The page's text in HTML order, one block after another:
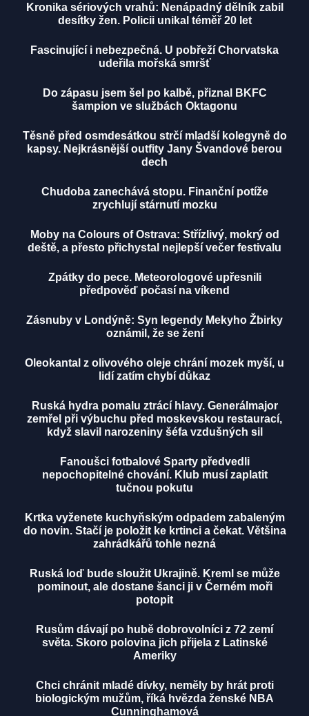
Kronika sériových vrahů: Nenápadný dělník zabil
desítky žen. Policii unikal téměř 20 let
Fascinující i nebezpečná. U pobřeží Chorvatska
udeřila mořská smršť
Do zápasu jsem šel po kalbě, přiznal BKFC
šampion ve službách Oktagonu
Těsně před osmdesátkou strčí mladší kolegyně do
kapsy. Nejkrásnější outfity Jany Švandové berou
dech
Chudoba zanechává stopu. Finanční potíže
zrychlují stárnutí mozku
Moby na Colours of Ostrava: Střízlivý, mokrý od
deště, a přesto přichystal nejlepší večer festivalu
Zpátky do pece. Meteorologové upřesnili
předpověď počasí na víkend
Zásnuby v Londýně: Syn legendy Mekyho Žbirky
oznámil, že se žení
Oleokantal z olivového oleje chrání mozek myší, u
lidí zatím chybí důkaz
Ruská hydra pomalu ztrácí hlavy. Generálmajor
zemřel při výbuchu před moskevskou restaurací,
když slavil narozeniny šéfa vzdušných sil
Fanoušci fotbalové Sparty předvedli
nepochopitelné chování. Klub musí zaplatit
tučnou pokutu
Krtka vyženete kuchyňským odpadem zabaleným
do novin. Stačí je položit ke krtinci a čekat. Většina
zahrádkářů tohle nezná
Ruská loď bude sloužit Ukrajině. Kreml se může
pominout, ale dostane šanci ji v Černém moři
potopit
Rusům dávají po hubě dobrovolníci z 72 zemí
světa. Skoro polovina jich přijela z Latinské
Ameriky
Chci chránit mladé dívky, neměly by hrát proti
biologickým mužům, říká hvězda ženské NBA
Cunninghamová